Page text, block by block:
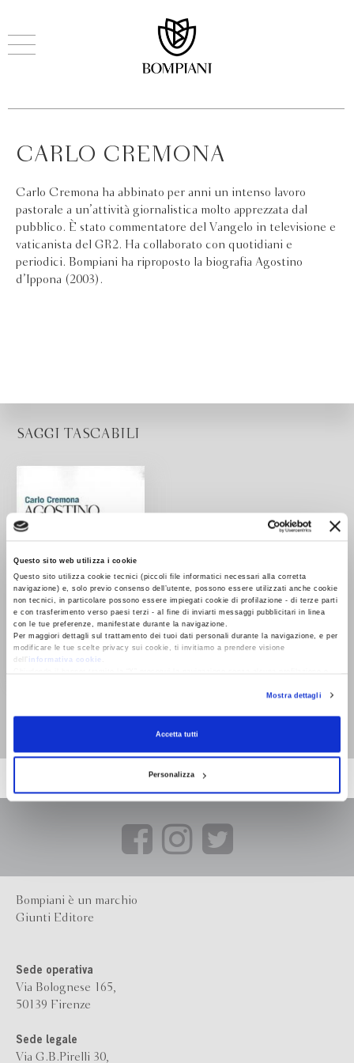
Questo sito web utilizza i cookie
Questo sito utilizza cookie tecnici (piccoli file informatici necessari alla corretta
navigazione) e, solo previo consenso dell’utente, possono essere utilizzati anche cookie
non tecnici, in particolare possono essere impiegati cookie di profilazione - di terze parti
e con trasferimento verso paesi terzi - al fine di inviarti messaggi pubblicitari in linea
con le tue preferenze, manifestate durante la navigazione.
Per maggiori dettagli sul trattamento dei tuoi dati personali durante la navigazione, e per
modificare le tue scelte privacy sui cookie, ti invitiamo a prendere visione
dell’
informativa cookie
RevocaMostra dettagli
Accetta tutti
Personalizza
CARLO CREMONA
Carlo Cremona ha abbinato per anni un intenso lavoro
pastorale a un’attività giornalistica molto apprezzata dal
pubblico. È stato commentatore del Vangelo in televisione e
vaticanista del GR2. Ha collaborato con quotidiani e
periodici. Bompiani ha riproposto la biografia Agostino
d’Ippona (2003).
SAGGI TASCABILI
Carlo Cremona
Bompiani è un marchio
Giunti Editore
Sede operativa
Via Bolognese 165,
50139 Firenze
Sede legale
Via G.B.Pirelli 30,